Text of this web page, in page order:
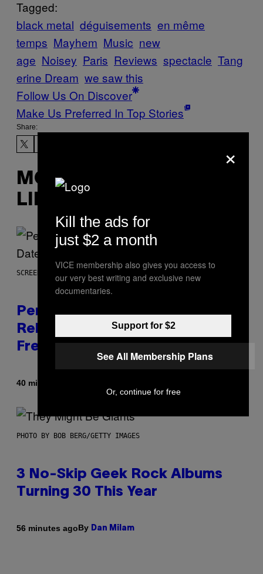
Tagged:
black metal déguisements en même
temps Mayhem Music new
age Noisey Paris Reviews spectacle Tang
erine Dream we saw this
Follow Us On Discover
Make Us Preferred In Top Stories
Share:
MORE
LIKE THIS
SCREENSHOT: EPIC GAMES
Perlica Fortnite Skin Revealed –
Release Date and How to Get It
Free
40 minutes ago
PHOTO BY BOB BERG/GETTY IMAGES
3 No-Skip Geek Rock Albums
Turning 30 This Year
56 minutes agoBy Dan Milam
×
Kill the ads for
just $2 a month
VICE membership also gives you access to
our very best writing and exclusive new
documentaries.
Support for $2
See All Membership Plans
Or, continue for free